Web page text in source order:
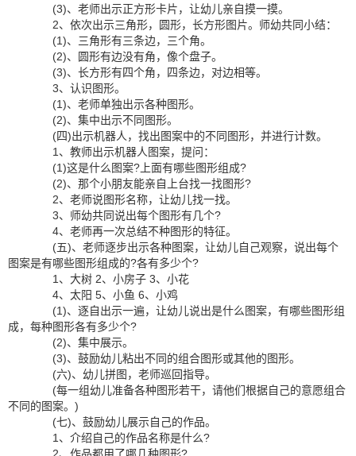
(3)、老师出示正方形卡片，让幼儿亲自摸一摸。
2、依次出示三角形，圆形，长方形图片。师幼共同小结：
(1)、三角形有三条边，三个角。
(2)、圆形有边没有角，像个盘子。
(3)、长方形有四个角，四条边，对边相等。
3、认识图形。
(1)、老师单独出示各种图形。
(2)、集中出示不同图形。
(四)出示机器人，找出图案中的不同图形，并进行计数。
1、教师出示机器人图案，提问：
(1)这是什么图案?上面有哪些图形组成?
(2)、那个小朋友能亲自上台找一找图形?
2、老师说图形名称，让幼儿找一找。
3、师幼共同说出每个图形有几个?
4、老师再一次总结不种图形的特征。
(五)、老师逐步出示各种图案，让幼儿自己观察，说出每个
图案是有哪些图形组成的?各有多少个?
1、大树 2、小房子 3、小花
4、太阳 5、小鱼 6、小鸡
(1)、逐自出示一遍，让幼儿说出是什么图案，有哪些图形组
成，每种图形各有多少个?
(2)、集中展示。
(3)、鼓励幼儿粘出不同的组合图形或其他的图形。
(六)、幼儿拼图，老师巡回指导。
(每一组幼儿准备各种图形若干，请他们根据自己的意愿组合
不同的图案。)
(七)、鼓励幼儿展示自己的作品。
1、介绍自己的作品名称是什么?